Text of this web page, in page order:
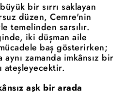
bir sırrı saklayan
düzen, Cemre'nin
temelinden sarsılır.
iki düşman aile
baş gösterirken;
zamanda imkânsız bir
ateşleyecektir.
aşk bir arada